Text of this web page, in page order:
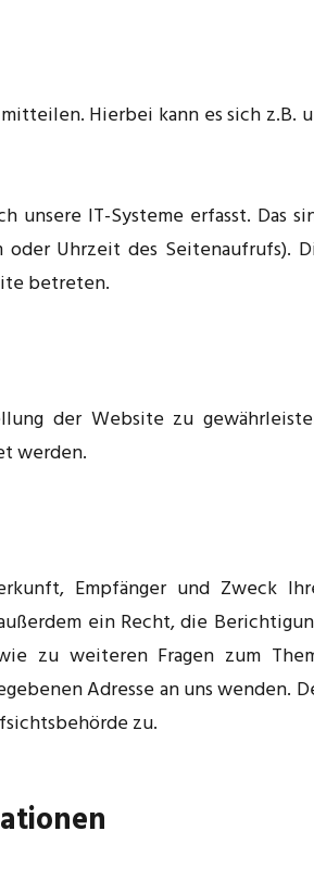
Hierbei kann es sich z.B.
unsere IT-Systeme erfasst. Das
Uhrzeit des Seitenaufrufs).
betreten.
der Website zu
werden.
Empfänger und Zweck
ein Recht, die
zu weiteren Fragen zum
Adresse an uns wenden.
zu.